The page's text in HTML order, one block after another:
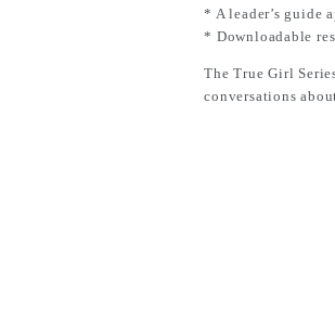
* A leader’s guide
* Downloadable
The True Girl
conversations